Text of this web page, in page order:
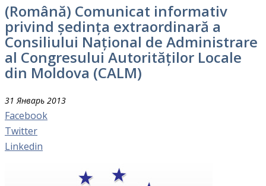
(Română) Comunicat informativ
privind ședința extraordinară a
Consiliului Național de Administrare
al Congresului Autorităților Locale
din Moldova (CALM)
31 Январь 2013
Facebook
Twitter
Linkedin